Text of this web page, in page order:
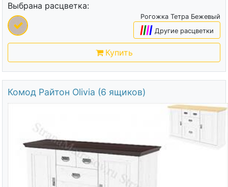
Выбрана расцветка:
Рогожка Тетра Бежевый
|||| Другие расцветки
Купить
Комод Райтон Olivia (6 ящиков)